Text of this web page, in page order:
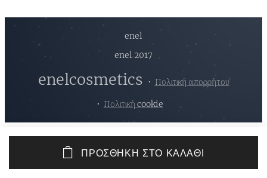
ΠΡΟΣΘΉΚΗ ΣΤΟ ΚΑΛΆΘΙ
enel
enel 2017
enelcosmetics Πολιτική απορρήτου
Πολιτική cookie